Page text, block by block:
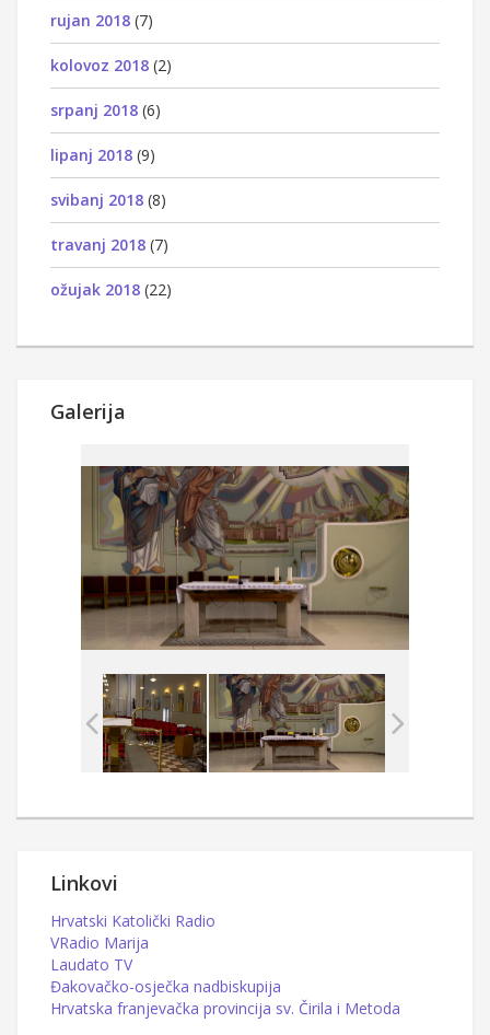
rujan 2018 (7)
kolovoz 2018 (2)
srpanj 2018 (6)
lipanj 2018 (9)
svibanj 2018 (8)
travanj 2018 (7)
ožujak 2018 (22)
Galerija
Linkovi
Hrvatski Katolički Radio
VRadio Marija
Laudato TV
Đakovačko-osječka nadbiskupija
Hrvatska franjevačka provincija sv. Čirila i Metoda